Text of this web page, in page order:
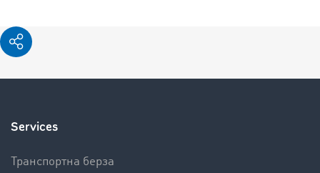
Services
Транспортна берза